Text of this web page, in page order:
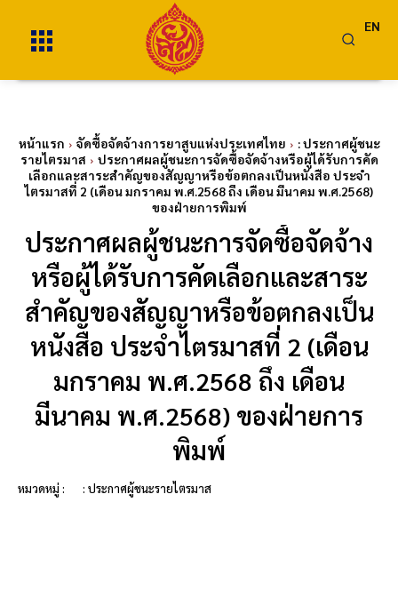
EN
หน้าแรก จัดซื้อจัดจ้างการยาสูบแห่งประเทศไทย
: ประกาศผู้ชนะ
รายไตรมาส
ประกาศผลผู้ชนะการจัดซื้อจัดจ้างหรือผู้ได้รับการคัด
เลือกและสาระสำคัญของสัญญาหรือข้อตกลงเป็นหนังสือ ประจำ
ไตรมาสที่ 2 (เดือน มกราคม พ.ศ.2568 ถึง เดือน มีนาคม พ.ศ.2568)
ของฝ่ายการพิมพ์
ประกาศผลผู้ชนะการจัดซื้อจัดจ้าง
หรือผู้ได้รับการคัดเลือกและสาระ
สำคัญของสัญญาหรือข้อตกลงเป็น
หนังสือ ประจำไตรมาสที่ 2 (เดือน
มกราคม พ.ศ.2568 ถึง เดือน
มีนาคม พ.ศ.2568) ของฝ่ายการ
พิมพ์
หมวดหมู่ : : ประกาศผู้ชนะรายไตรมาส